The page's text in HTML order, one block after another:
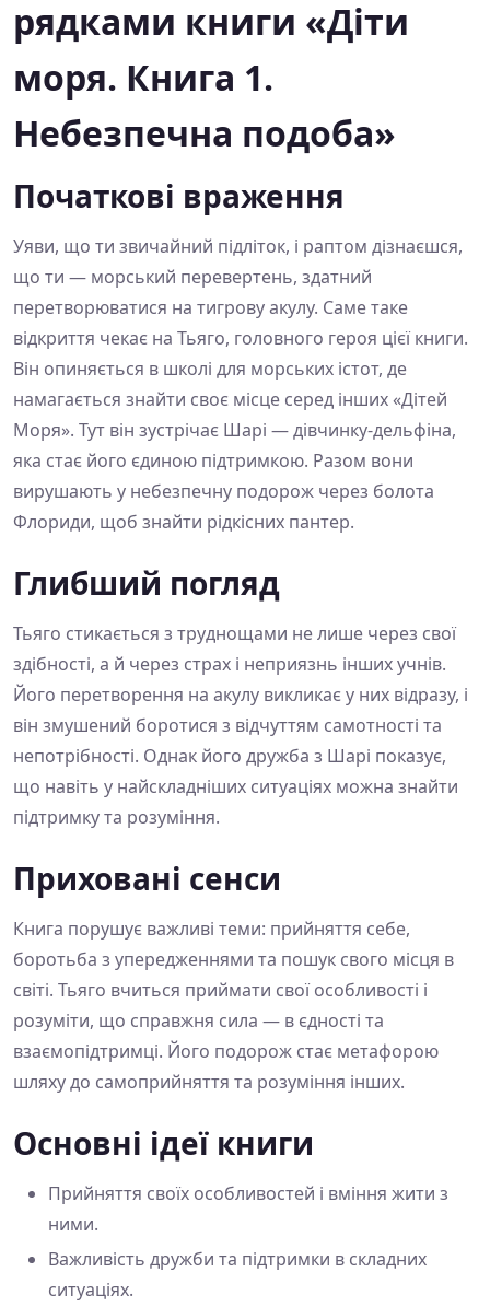
рядками книги «Діти
моря. Книга 1.
Небезпечна подоба»
Початкові враження
Уяви, що ти звичайний підліток, і раптом дізнаєшся,
що ти — морський перевертень, здатний
перетворюватися на тигрову акулу. Саме таке
відкриття чекає на Тьяго, головного героя цієї книги.
Він опиняється в школі для морських істот, де
намагається знайти своє місце серед інших «Дітей
Моря». Тут він зустрічає Шарі — дівчинку-дельфіна,
яка стає його єдиною підтримкою. Разом вони
вирушають у небезпечну подорож через болота
Флориди, щоб знайти рідкісних пантер.
Глибший погляд
Тьяго стикається з труднощами не лише через свої
здібності, а й через страх і неприязнь інших учнів.
Його перетворення на акулу викликає у них відразу, і
він змушений боротися з відчуттям самотності та
непотрібності. Однак його дружба з Шарі показує,
що навіть у найскладніших ситуаціях можна знайти
підтримку та розуміння.
Приховані сенси
Книга порушує важливі теми: прийняття себе,
боротьба з упередженнями та пошук свого місця в
світі. Тьяго вчиться приймати свої особливості і
розуміти, що справжня сила — в єдності та
взаємопідтримці. Його подорож стає метафорою
шляху до самоприйняття та розуміння інших.
Основні ідеї книги
Прийняття своїх особливостей і вміння жити з
ними.
Важливість дружби та підтримки в складних
ситуаціях.